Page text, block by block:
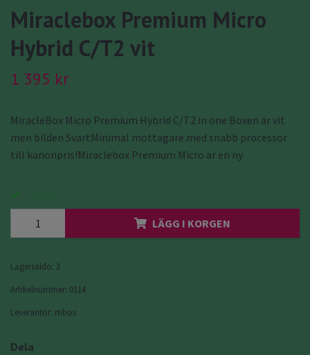
Miraclebox Premium Micro
Hybrid C/T2 vit
1 395 kr
MiracleBox Micro Premium Hybrid C/T2 in one Boxen är vit
men bilden SvartMinimal mottagare med snabb processor
till kanonpris!Miraclebox Premium Micro är en ny
LÄGG I KORGEN
Lagersaldo: 3
Artikelnummer: 0114
Leverantör: mbox
Dela